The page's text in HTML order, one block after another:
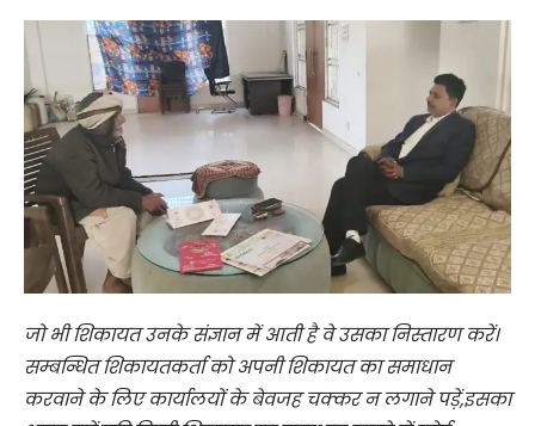
जो भी शिकायत उनके संज्ञान में आती है वे उसका निस्तारण करें।
सम्बन्धित शिकायतकर्ता को अपनी शिकायत का समाधान
करवाने के लिए कार्यालयों के बेवजह चक्कर न लगाने पड़ें,इसका